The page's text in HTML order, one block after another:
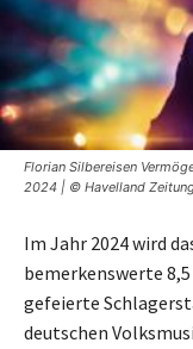
Florian Silbereisen
2024 | © Havelland
Im Jahr 2024 wird
bemerkenswerte
gefeierte
deutschen